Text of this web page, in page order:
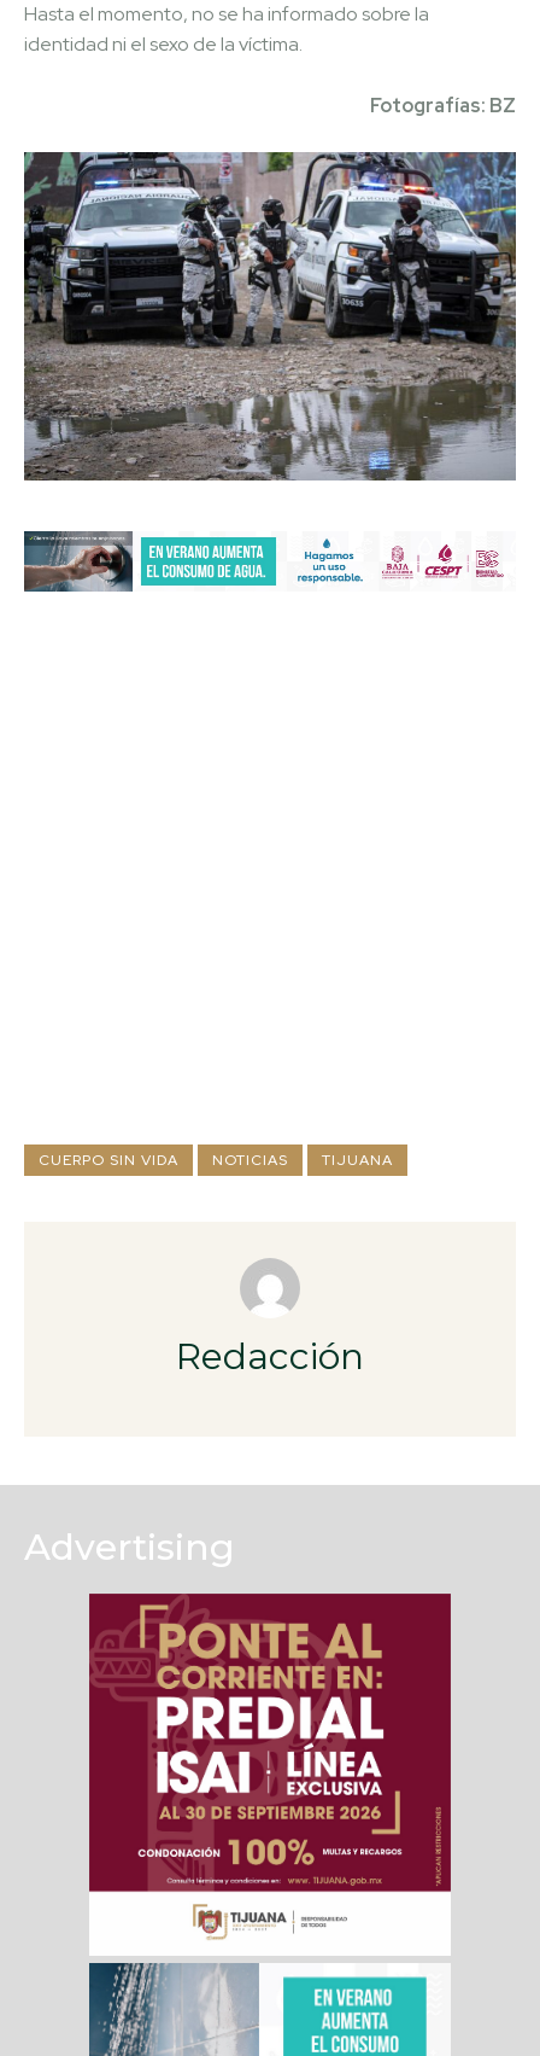
Hasta el momento, no se ha informado sobre la
identidad ni el sexo de la víctima.
Fotografías: BZ
CUERPO SIN VIDA NOTICIAS TIJUANA
Redacción
Advertising